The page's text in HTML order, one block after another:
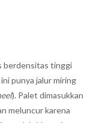
berdensitas tinggi
punya jalur miring
). Palet dimasukkan
meluncur karena